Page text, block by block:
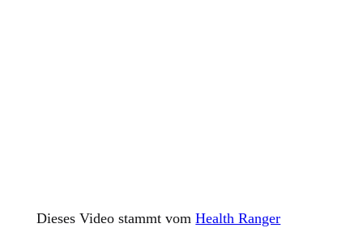
Dieses Video stammt vomHealth Ranger